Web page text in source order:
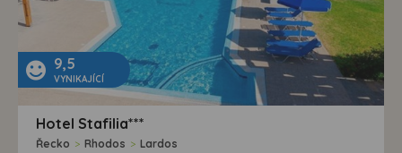
9,5
VYNIKAJÍCÍ
Hotel Stafilia***
Řecko > Rhodos > Lardos